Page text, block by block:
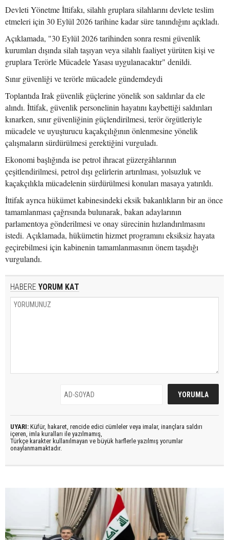
Devleti Yönetme İttifakı, silahlı gruplara silahlarını devlete teslim
etmeleri için 30 Eylül 2026 tarihine kadar süre tanındığını açıkladı.
Açıklamada, "30 Eylül 2026 tarihinden sonra resmi güvenlik
kurumları dışında silah taşıyan veya silahlı faaliyet yürüten kişi ve
gruplara Terörle Mücadele Yasası uygulanacaktır" denildi.
Sınır güvenliği ve terörle mücadele gündemdeydi
Toplantıda Irak güvenlik güçlerine yönelik son saldırılar da ele
alındı. İttifak, güvenlik personelinin hayatını kaybettiği saldırıları
kınarken, sınır güvenliğinin güçlendirilmesi, terör örgütleriyle
mücadele ve uyuşturucu kaçakçılığının önlenmesine yönelik
çalışmaların sürdürülmesi gerektiğini vurguladı.
Ekonomi başlığında ise petrol ihracat güzergâhlarının
çeşitlendirilmesi, petrol dışı gelirlerin artırılması, yolsuzluk ve
kaçakçılıkla mücadelenin sürdürülmesi konuları masaya yatırıldı.
İttifak ayrıca hükümet kabinesindeki eksik bakanlıkların bir an önce
tamamlanması çağrısında bulunarak, bakan adaylarının
parlamentoya gönderilmesi ve onay sürecinin hızlandırılmasını
istedi. Açıklamada, hükümetin hizmet programını eksiksiz hayata
geçirebilmesi için kabinenin tamamlanmasının önem taşıdığı
vurgulandı.
HABERE YORUM KAT
UYARI: Küfür, hakaret, rencide edici cümleler veya imalar, inançlara saldırı
içeren, imla kuralları ile yazılmamış,
Türkçe karakter kullanılmayan ve büyük harflerle yazılmış yorumlar
onaylanmamaktadır.